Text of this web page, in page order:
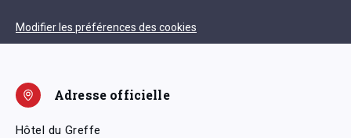
Modifier les préférences des cookies
Adresse officielle
Hôtel du Greffe